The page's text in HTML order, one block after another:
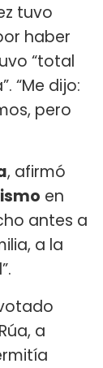
tuvo
haber
“total
“Me dijo:
pero
, afirmó
en
antes a
a la
a